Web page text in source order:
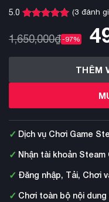
5.0
dựa trên
đánh giá
(3 đánh
1,650,000₫-97%
THÊM
✓ Dịch vụ Chơi Game
✓ Nhận tài khoản Steam
✓ Đăng nhập, Tải, Chơi
✓ Chơi toàn bộ nội dung